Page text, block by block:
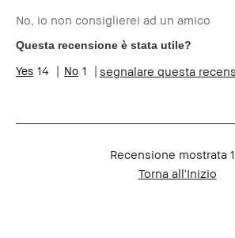
No, io non consiglierei ad un amico
Questa recensione è stata utile?
14 1 segnalare questa
Recensione mostrata
Torna all'Inizio